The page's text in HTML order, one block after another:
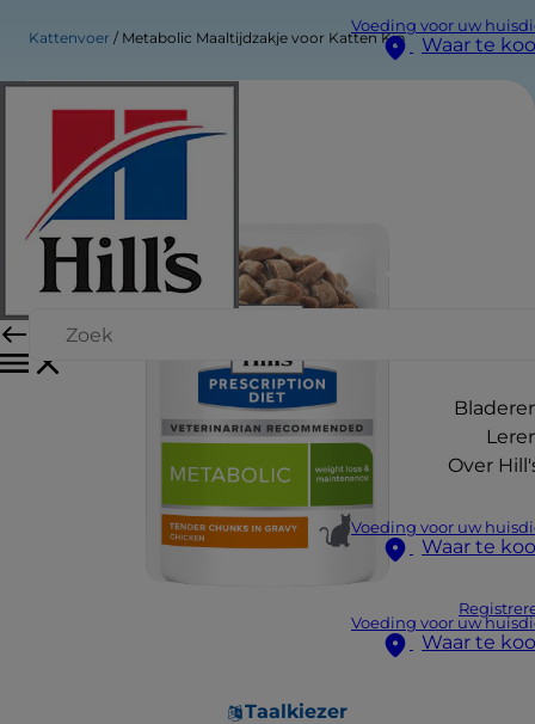
Voeding voor uw
Waar te
Over
Voeding voor uw
Waar te
Voeding voor uw
Waar te
Taalkiezer
Kattenvoer Metabolic Maaltijdzakje voor Katten Kip